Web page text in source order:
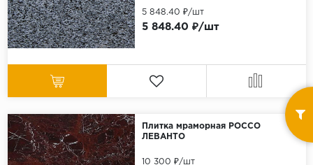
5 848.40 ₽/шт
5 848.40 ₽/шт
Плитка мраморная РОССО
ЛЕВАНТО
10 300 ₽/шт